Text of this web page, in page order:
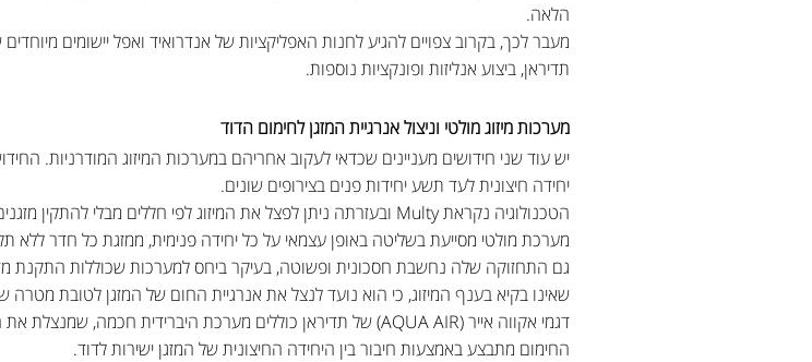
הלאה.
מעבר לכך, בקרוב צפויים להגיע לחנות האפליקציות של אנדרואיד ואפל יישומים
תדיראן, ביצוע אנליזות ופונקציות נוספות.
מערכות מיזוג מולטי וניצול אנרגיית המזגן לחימום הדוד
יש עוד שני חידושים מעניינים שכדאי לעקוב אחריהם במערכות המיזוג המודרניות.
יחידה חיצונית לעד תשע יחידות פנים בצירופים שונים.
הטכנולוגיה נקראת Multy ובעזרתה ניתן לפצל את המיזוג לפי חללים מבלי להתקין מזגנים שונים בכל חדר.
מערכת מולטי מסייעת בשליטה באופן עצמאי על כל יחידה פנימית, ממזגת כל חדר
גם התחזוקה שלה נחשבת חסכונית ופשוטה, בעיקר ביחס למערכות שכוללות התקנת
שאינו בקיא בענף המיזוג, כי הוא נועד לנצל את אנרגיית החום של המזגן לטובת מטרה
דגמי אקווה אייר (AQUA AIR) של תדיראן כוללים מערכת היברידית חכמה, שמנצלת את האנרגיה הנפלטת מהמזגן לחימום דוד המים.
החימום מתבצע באמצעות חיבור בין היחידה החיצונית של המזגן ישירות לדוד.